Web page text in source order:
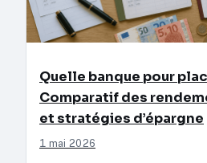
Quelle banque pour
Comparatif des
et stratégies d’épargne
1 mai 2026